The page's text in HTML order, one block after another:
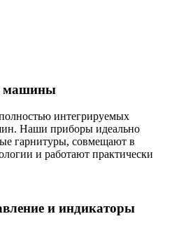
машины
интегрируемых
Наши приборы идеально
гарнитуры, совмещают в
и работают практически
и индикаторы